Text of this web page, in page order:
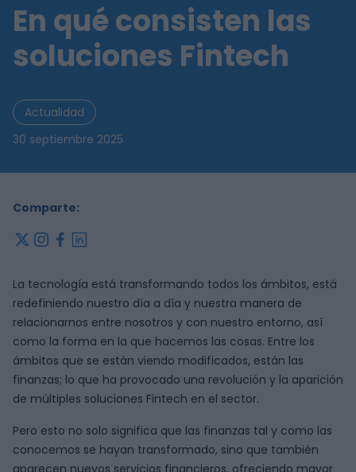
En qué consisten las
soluciones Fintech
Actualidad
30 septiembre 2025
Comparte:
x instagram
facebook
La tecnología está transformando todos los ámbitos, está
redefiniendo nuestro día a día y nuestra manera de
relacionarnos entre nosotros y con nuestro entorno, así
como la forma en la que hacemos las cosas. Entre los
ámbitos que se están viendo modificados, están las
finanzas; lo que ha provocado una revolución y la aparición
de múltiples soluciones Fintech en el sector.
Pero esto no solo significa que las finanzas tal y como las
conocemos se hayan transformado, sino que también
aparecen nuevos servicios financieros, ofreciendo mayor